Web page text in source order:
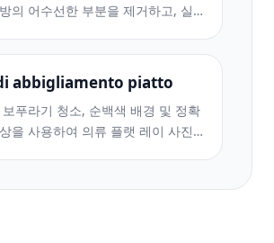
의 어수선한 부분을 제거하고, 실
황에 맞춰 작품을 제시하세요.
abbigliamento piatto
푸라기 청소, 순백색 배경 및 정확
을 사용하여 의류 플랫 레이 사진